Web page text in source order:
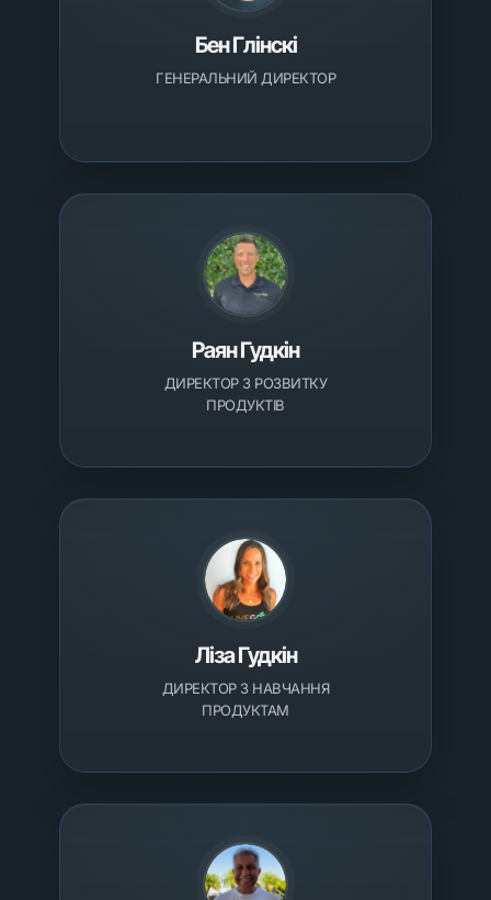
Бен Глінскі
ГЕНЕРАЛЬНИЙ ДИРЕКТОР
Раян Гудкін
ДИРЕКТОР З РОЗВИТКУ
ПРОДУКТІВ
Ліза Гудкін
ДИРЕКТОР З НАВЧАННЯ
ПРОДУКТАМ